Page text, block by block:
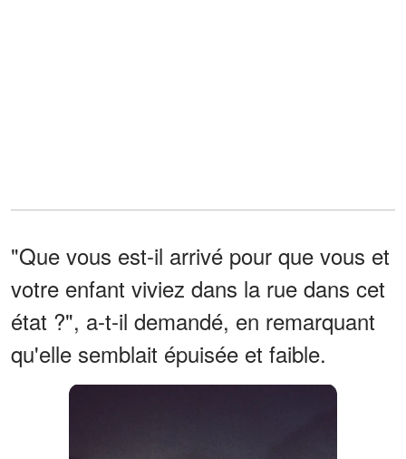
"Que vous est-il arrivé pour que vous et
votre enfant viviez dans la rue dans cet
état ?", a-t-il demandé, en remarquant
qu'elle semblait épuisée et faible.